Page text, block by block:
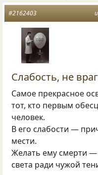
#2162403
Слабость, не враг
Самое прекрасное
тот, кто первым
человек.
В его слабости —
мести.
Желать ему смерти —
света ради чужой